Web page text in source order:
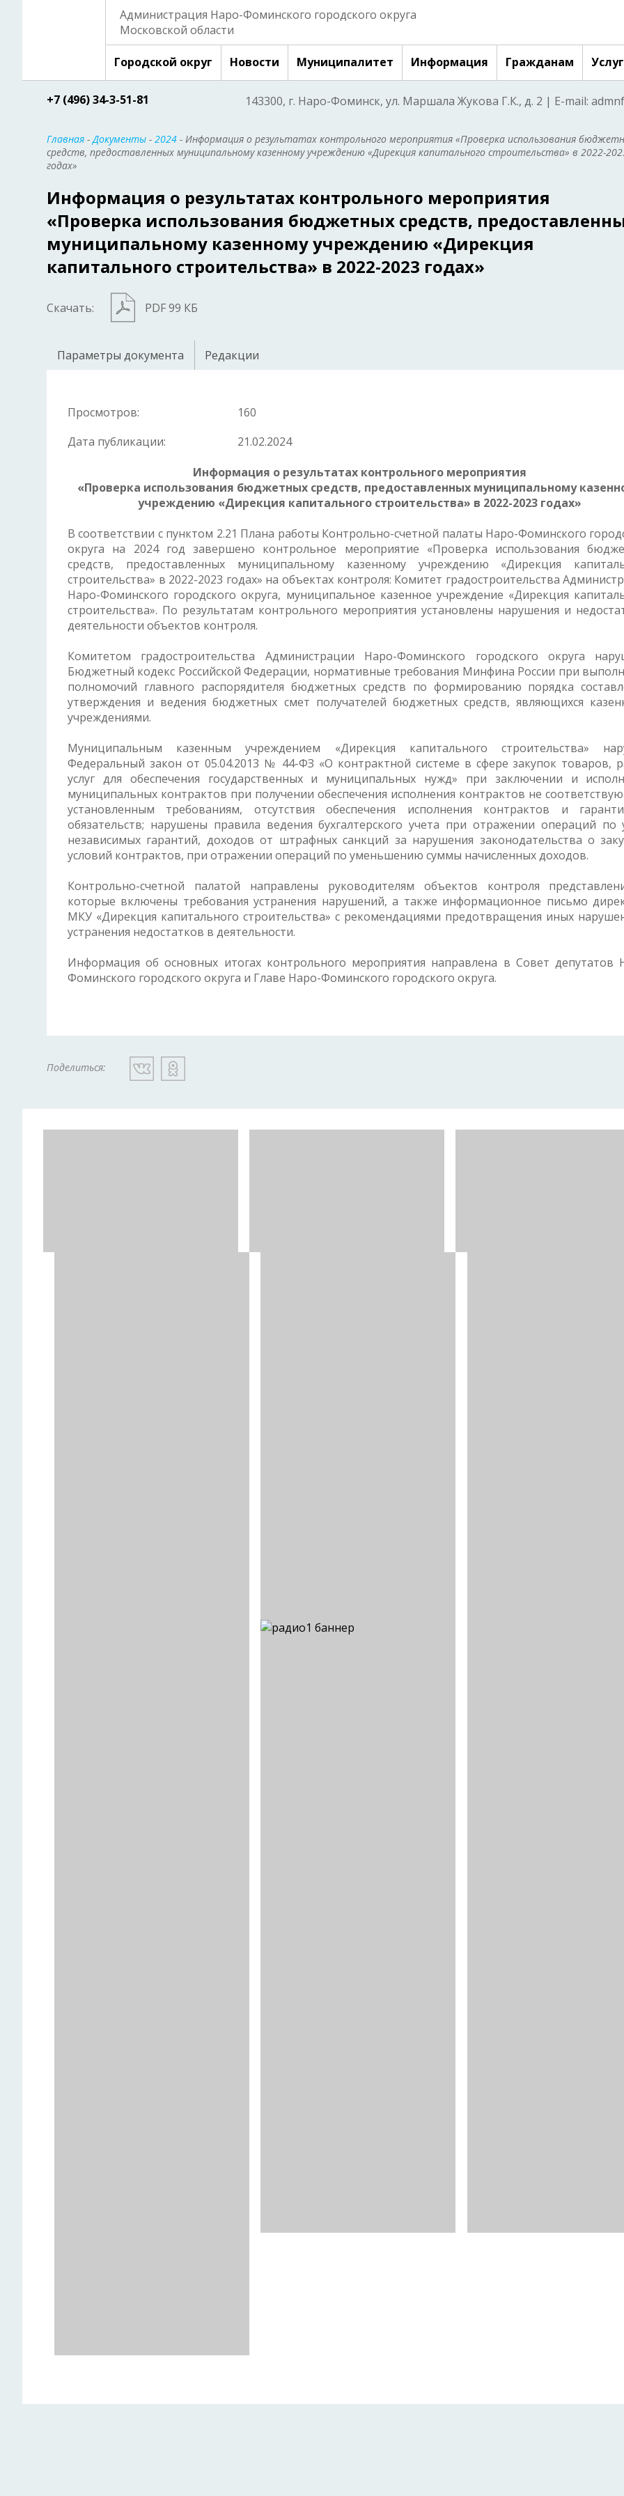
Администрация Наро-Фоминского городского округа
Московской области
Городской округ Новости Муниципалитет Информация Гражданам
+7 (496) 34-3-51-81 143300, г. Наро-Фоминск, ул. Маршала Жукова Г.К., д. 2 | E-mail:
Главная -Документы - 2024 - Информация о результатах контрольного мероприятия «Проверка использования
средств, предоставленных муниципальному казенному учреждению «Дирекция капитального строительства» в 2022-
годах»
Информация о результатах контрольного мероприятия
«Проверка использования бюджетных средств,
муниципальному казенному учреждению «Дирекция
капитального строительства» в 2022-2023 годах»
Скачать: PDF 99 КБ
Параметры документа Редакции
Просмотров:
160
Дата публикации:
21.02.2024
Информация о результатах контрольного мероприятия
«Проверка использования бюджетных средств, предоставленных муниципальному
учреждению «Дирекция капитального строительства» в 2022-2023 годах»
В соответствии с пунктом 2.21 Плана работы Контрольно-счетной палаты Наро-Фоминского
округа на 2024 год завершено контрольное мероприятие «Проверка использования
средств, предоставленных муниципальному казенному учреждению «Дирекция
строительства» в 2022-2023 годах» на объектах контроля: Комитет градостроительства
Наро-Фоминского городского округа, муниципальное казенное учреждение «Дирекция
строительства». По результатам контрольного мероприятия установлены нарушения и
деятельности объектов контроля.
Комитетом градостроительства Администрации Наро-Фоминского городского округа
Бюджетный кодекс Российской Федерации, нормативные требования Минфина России при
полномочий главного распорядителя бюджетных средств по формированию порядка
утверждения и ведения бюджетных смет получателей бюджетных средств, являющихся
учреждениями.
Муниципальным казенным учреждением «Дирекция капитального строительства»
Федеральный закон от 05.04.2013 № 44-ФЗ «О контрактной системе в сфере закупок товаров,
услуг для обеспечения государственных и муниципальных нужд» при заключении и
муниципальных контрактов при получении обеспечения исполнения контрактов не
установленным требованиям, отсутствия обеспечения исполнения контрактов и
обязательств; нарушены правила ведения бухгалтерского учета при отражении операций по
независимых гарантий, доходов от штрафных санкций за нарушения законодательства о
условий контрактов, при отражении операций по уменьшению суммы начисленных доходов.
Контрольно-счетной палатой направлены руководителям объектов контроля
которые включены требования устранения нарушений, а также информационное письмо
МКУ «Дирекция капитального строительства» с рекомендациями предотвращения иных
устранения недостатков в деятельности.
Информация об основных итогах контрольного мероприятия направлена в Совет депутатов
Фоминского городского округа и Главе Наро-Фоминского городского округа.
Поделиться: